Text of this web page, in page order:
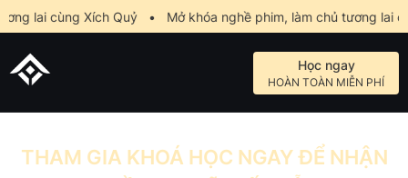
lai cùng Xích Quỷ • Mở khóa nghề phim, làm chủ tương lai
Học ngay
HOÀN TOÀN MIỄN PHÍ
THAM GIA KHOÁ HỌC NGAY ĐỂ NHẬN